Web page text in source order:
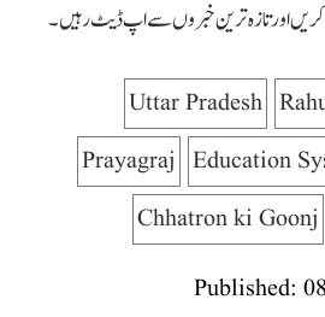
اور تازہ ترین خبروں سے اپ ڈیٹ رہیں۔
Uttar Pradesh
Education
Prayagraj
Chhatron ki Goonj
Published: